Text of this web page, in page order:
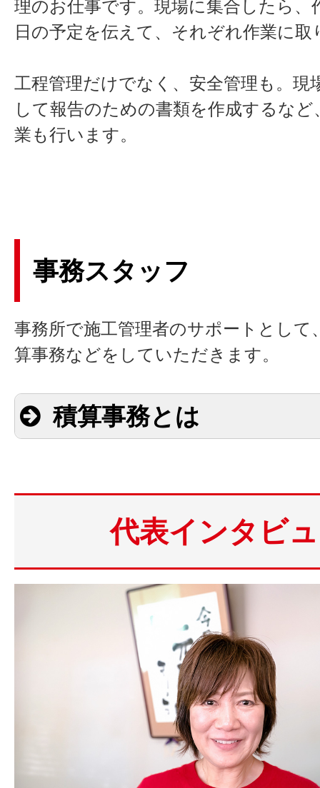
理のお仕事です。現場に集合したら、
日の予定を伝えて、それぞれ作業に取
工程管理だけでなく、安全管理も。現
して報告のための書類を作成するなど
業も行います。
事務スタッフ
事務所で施工管理者のサポートとして
算事務などをしていただきます。
積算事務とは
〈主な業務内容〉
●
基本的なPCスキル（Excel，Word
代表インタビ